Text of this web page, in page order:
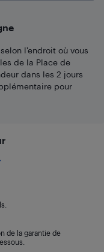
l'endroit où vous
de la Place de
dans les 2 jours
pour
de la garantie de